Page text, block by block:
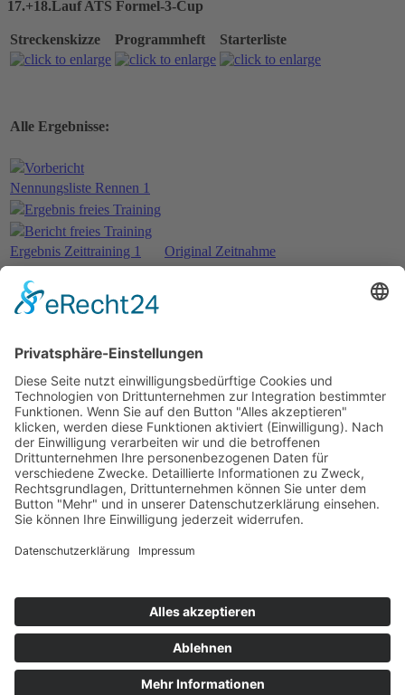
17.+18.Lauf ATS Formel-3-Cup
Streckenskizze Programmheft Starterliste
Alle Ergebnisse:
Vorbericht
Nennungsliste Rennen 1
Ergebnis freies Training
Bericht freies Training
Ergebnis Zeittraining 1
Original Zeitnahme
Bericht Zeittraining 1
Startaufstellung Rennen 1
Ergebnis Rennen 1
Bericht Rennen 1
Nennungsliste Rennen 2
Ergebnis Zeittraining 2
Original Zeitnahme
Bericht Zeittraining 2
Startaufstellung Rennen 2
Ergebnis Rennen 2
Original Zeitnahme
Rundentabelle Rennen 2
Bericht Rennen 2
Impressum
Jahrbuch
Cookie-Einstellungen